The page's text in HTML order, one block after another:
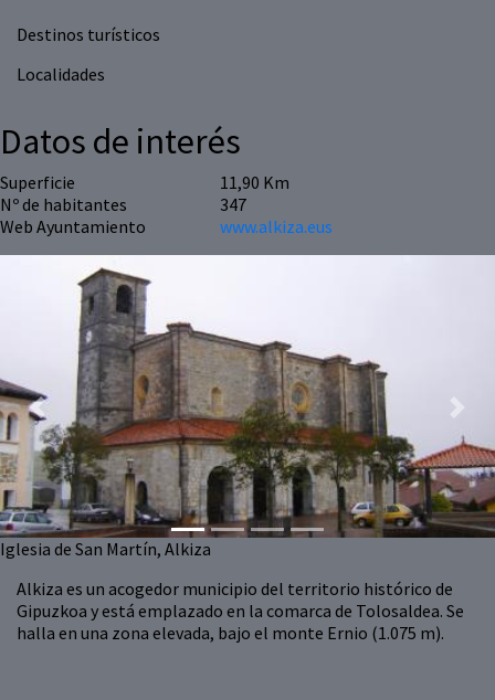
Destinos turísticos
Localidades
Alkiza es un acogedor municipio del territorio histórico de
Gipuzkoa y está emplazado en la comarca de Tolosaldea. Se
halla en una zona elevada, bajo el monte Ernio (1.075 m).
Datos de interés
Superficie
11,90 Km
Nº de habitantes
347
Web Ayuntamiento
www.alkiza.eus
Iglesia de San Martín, Alkiza
Previous Next